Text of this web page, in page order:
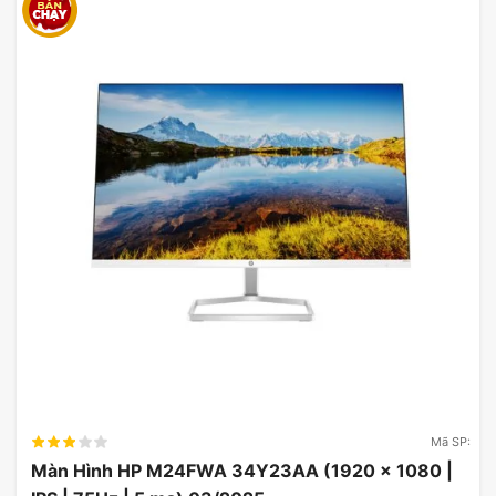
Dell P3421W
Mã SP:
Màn Hình HP M24FWA 34Y23AA (1920 x 1080 |